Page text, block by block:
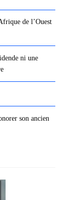
de l’Ouest
ni une
son ancien